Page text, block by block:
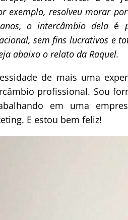
exemplo, resolveu morar
o intercâmbio dela é
sem fins lucrativos e
abaixo o relato da Raquel.
de mais uma
profissional. Sou
em uma
E estou bem feliz!